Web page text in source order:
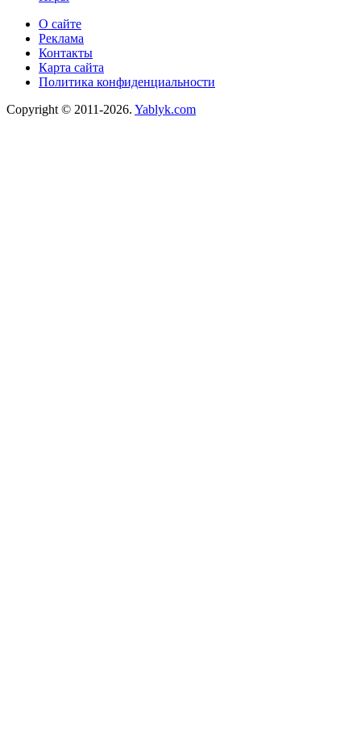
О сайте
Реклама
Контакты
Карта сайта
Политика конфиденциальности
Copyright © 2011-2026. Yablyk.сom